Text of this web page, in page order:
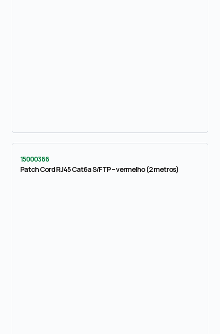
15000366
Patch Cord RJ45 Cat6a S/FTP – vermelho (2 metros)